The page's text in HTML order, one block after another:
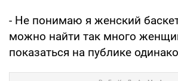
- Не понимаю я женский
можно найти так много
показаться на публике